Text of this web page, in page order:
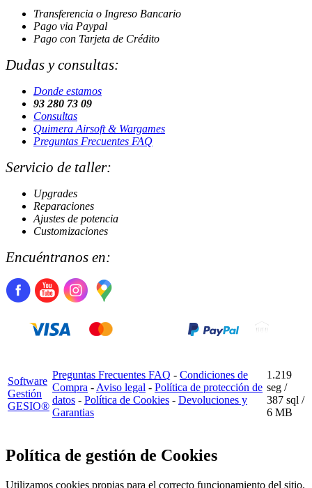
Transferencia o Ingreso Bancario
Pago via Paypal
Pago con Tarjeta de Crédito
Dudas y consultas:
Donde estamos
93 280 73 09
Consultas
Quimera Airsoft & Wargames
Preguntas Frecuentes FAQ
Servicio de taller:
Upgrades
Reparaciones
Ajustes de potencia
Customizaciones
Encuéntranos en:
Software
Gestión
GESIO®
Preguntas Frecuentes FAQ - Condiciones de
Compra -Aviso legal - Política de protección de
datos - Política de Cookies - Devoluciones y
Garantias
1.219
seg /
387 sql /
6 MB
Política de gestión de Cookies
Utilizamos cookies propias para el correcto funcionamiento del sitio.